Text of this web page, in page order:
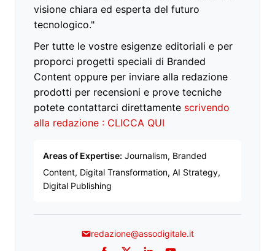
visione chiara ed esperta del futuro
tecnologico."
Per tutte le vostre esigenze editoriali e per
proporci progetti speciali di Branded
Content oppure per inviare alla redazione
prodotti per recensioni e prove tecniche
potete contattarci direttamente scrivendo
alla redazione : CLICCA QUI
Areas of Expertise: Journalism, Branded
Content, Digital Transformation, AI Strategy,
Digital Publishing
redazione@assodigitale.it